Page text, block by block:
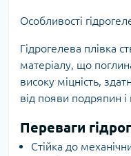
Особливості
Гідрогелева плівка
матеріалу, що
високу міцність,
від появи подряпин і
Переваги
Стійка до